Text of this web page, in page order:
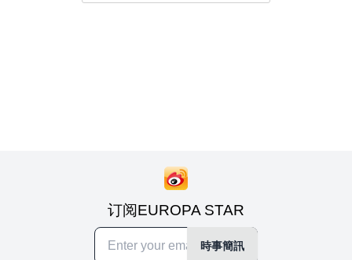
订阅EUROPA STAR
時事簡訊